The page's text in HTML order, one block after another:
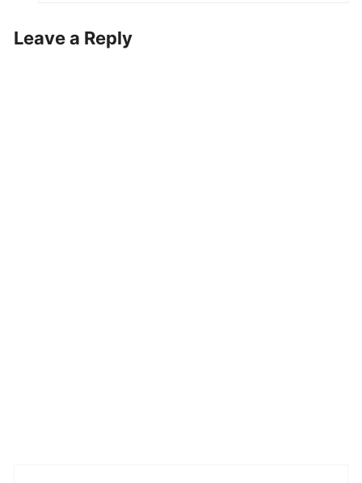
Leave a Reply